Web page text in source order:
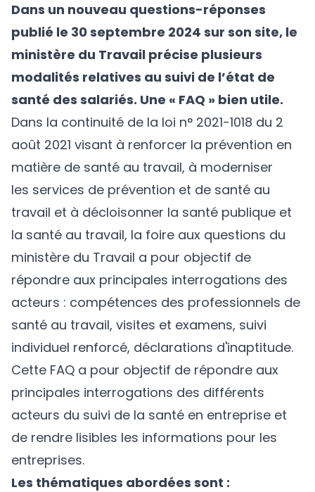
Dans un nouveau questions-réponses
publié le 30 septembre 2024 sur son site, le
ministère du Travail précise plusieurs
modalités relatives au suivi de l’état de
santé des salariés. Une « FAQ » bien utile.
Dans la continuité de la loi n° 2021-1018 du 2
août 2021 visant à renforcer la prévention en
matière de santé au travail, à moderniser
les services de prévention et de santé au
travail et à décloisonner la santé publique et
la santé au travail, la foire aux questions du
ministère du Travail a pour objectif de
répondre aux principales interrogations des
acteurs : compétences des professionnels de
santé au travail, visites et examens, suivi
individuel renforcé, déclarations d'inaptitude.
Cette FAQ a pour objectif de répondre aux
principales interrogations des différents
acteurs du suivi de la santé en entreprise et
de rendre lisibles les informations pour les
entreprises.
Les thématiques abordées sont :